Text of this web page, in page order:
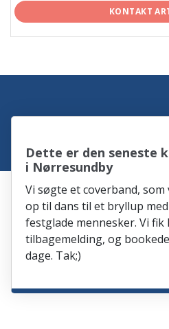
KONTAKT
Dette er den seneste
i Nørresundby
Vi søgte et coverband,
op til dans til et bryllup
festglade mennesker. Vi
tilbagemelding, og
dage. Tak;)